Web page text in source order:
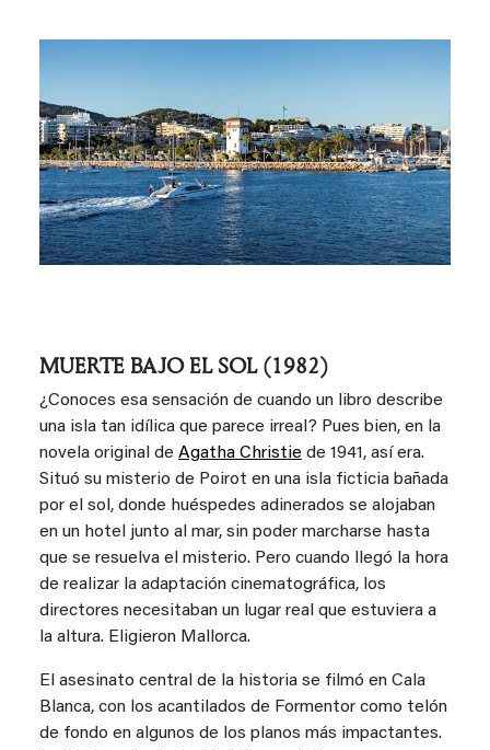
MUERTE BAJO EL SOL (1982)
¿Conoces esa sensación de cuando un libro describe
una isla tan idílica que parece irreal? Pues bien, en la
novela original de Agatha Christie de 1941, así era.
Situó su misterio de Poirot en una isla ficticia bañada
por el sol, donde huéspedes adinerados se alojaban
en un hotel junto al mar, sin poder marcharse hasta
que se resuelva el misterio. Pero cuando llegó la hora
de realizar la adaptación cinematográfica, los
directores necesitaban un lugar real que estuviera a
la altura. Eligieron Mallorca.
El asesinato central de la historia se filmó en Cala
Blanca, con los acantilados de Formentor como telón
de fondo en algunos de los planos más impactantes.